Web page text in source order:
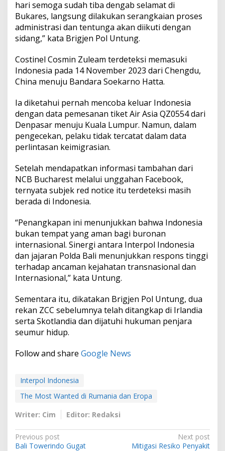
hari semoga sudah tiba dengab selamat di
Bukares, langsung dilakukan serangkaian proses
administrasi dan tentunga akan diikuti dengan
sidang,” kata Brigjen Pol Untung.
Costinel Cosmin Zuleam terdeteksi memasuki
Indonesia pada 14 November 2023 dari Chengdu,
China menuju Bandara Soekarno Hatta.
Ia diketahui pernah mencoba keluar Indonesia
dengan data pemesanan tiket Air Asia QZ0554 dari
Denpasar menuju Kuala Lumpur. Namun, dalam
pengecekan, pelaku tidak tercatat dalam data
perlintasan keimigrasian.
Setelah mendapatkan informasi tambahan dari
NCB Bucharest melalui unggahan Facebook,
ternyata subjek red notice itu terdeteksi masih
berada di Indonesia.
“Penangkapan ini menunjukkan bahwa Indonesia
bukan tempat yang aman bagi buronan
internasional. Sinergi antara Interpol Indonesia
dan jajaran Polda Bali menunjukkan respons tinggi
terhadap ancaman kejahatan transnasional dan
Internasional,” kata Untung.
Sementara itu, dikatakan Brigjen Pol Untung, dua
rekan ZCC sebelumnya telah ditangkap di Irlandia
serta Skotlandia dan dijatuhi hukuman penjara
seumur hidup.
Follow and share Google News
Interpol Indonesia
The Most Wanted di Rumania dan Eropa
Writer: Cim
Editor: Redaksi
P
Previous post
Bali Towerindo Gugat
Next post
Mitigasi Resiko Penyakit